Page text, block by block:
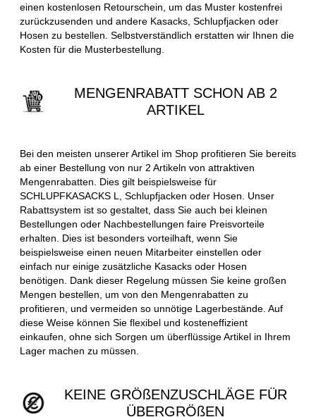
einen kostenlosen Retourschein, um das Muster kostenfrei
zurückzusenden und andere Kasacks, Schlupfjacken oder
Hosen zu bestellen. Selbstverständlich erstatten wir Ihnen die
Kosten für die Musterbestellung.
MENGENRABATT SCHON AB 2
ARTIKEL
Bei den meisten unserer Artikel im Shop profitieren Sie bereits
ab einer Bestellung von nur 2 Artikeln von attraktiven
Mengenrabatten. Dies gilt beispielsweise für
SCHLUPFKASACKS L, Schlupfjacken oder Hosen. Unser
Rabattsystem ist so gestaltet, dass Sie auch bei kleinen
Bestellungen oder Nachbestellungen faire Preisvorteile
erhalten. Dies ist besonders vorteilhaft, wenn Sie
beispielsweise einen neuen Mitarbeiter einstellen oder
einfach nur einige zusätzliche Kasacks oder Hosen
benötigen. Dank dieser Regelung müssen Sie keine großen
Mengen bestellen, um von den Mengenrabatten zu
profitieren, und vermeiden so unnötige Lagerbestände. Auf
diese Weise können Sie flexibel und kosteneffizient
einkaufen, ohne sich Sorgen um überflüssige Artikel in Ihrem
Lager machen zu müssen.
KEINE GRÖßENZUSCHLÄGE FÜR
ÜBERGRÖßEN